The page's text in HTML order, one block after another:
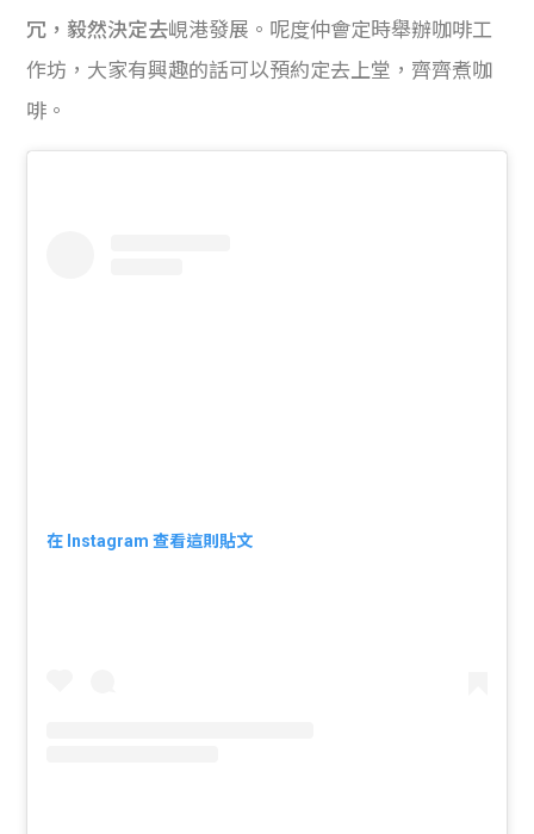
冗，毅然決定去峴港發展。呢度仲會定時舉辦咖啡工
作坊，大家有興趣的話可以預約定去上堂，齊齊煮咖
啡。
在 Instagram 查看這則貼文